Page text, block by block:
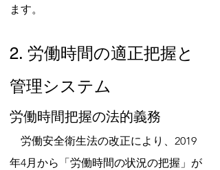
ます。
2. 労働時間の適正把握と
管理システム
労働時間把握の法的義務
労働安全衛生法の改正により、2019
年4月から「労働時間の状況の把握」が